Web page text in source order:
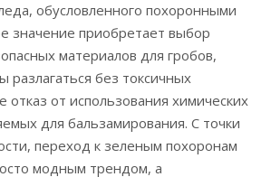
обусловленного похоронными
значение приобретает выбор
материалов для гробов,
разлагаться без токсичных
отказ от использования химических
для бальзамирования. С точки
переход к зеленым похоронам
модным трендом, а